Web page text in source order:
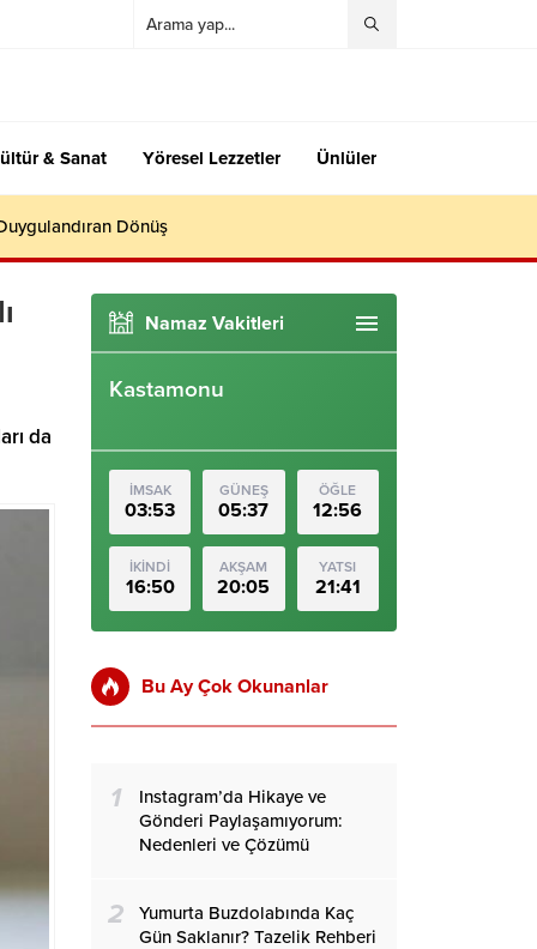
& Sanat Yöresel Lezzetler Ünlüler
Dönüş
da
Namaz Vakitleri
Kastamonu
İMSAK
03:53
GÜNEŞ
05:37
ÖĞLE
12:56
İKİNDİ
16:50
AKŞAM
20:05
YATSI
21:41
Bu Ay Çok Okunanlar
1
Instagram’da Hikaye ve
Gönderi Paylaşamıyorum:
Nedenleri ve Çözümü
2
Yumurta Buzdolabında Kaç
Gün Saklanır? Tazelik Rehberi